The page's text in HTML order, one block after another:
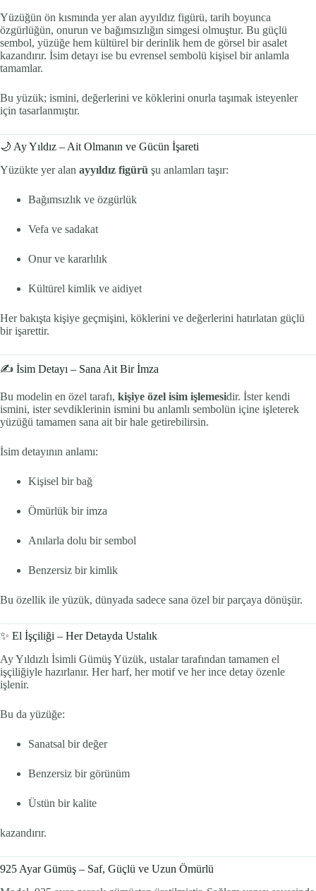
Yüzüğün ön kısmında yer alan ayyıldız figürü, tarih boyunca
özgürlüğün, onurun ve bağımsızlığın simgesi olmuştur. Bu güçlü
sembol, yüzüğe hem kültürel bir derinlik hem de görsel bir asalet
kazandırır. İsim detayı ise bu evrensel sembolü kişisel bir anlamla
tamamlar.
Bu yüzük; ismini, değerlerini ve köklerini onurla taşımak isteyenler
için tasarlanmıştır.
🌙 Ay Yıldız – Ait Olmanın ve Gücün İşareti
Yüzükte yer alan ayyıldız figürü şu anlamları taşır:
Bağımsızlık ve özgürlük
Vefa ve sadakat
Onur ve kararlılık
Kültürel kimlik ve aidiyet
Her bakışta kişiye geçmişini, köklerini ve değerlerini hatırlatan güçlü
bir işarettir.
✍️ İsim Detayı – Sana Ait Bir İmza
Bu modelin en özel tarafı, kişiye özel isim işlemesidir. İster kendi
ismini, ister sevdiklerinin ismini bu anlamlı sembolün içine işleterek
yüzüğü tamamen sana ait bir hale getirebilirsin.
İsim detayının anlamı:
Kişisel bir bağ
Ömürlük bir imza
Anılarla dolu bir sembol
Benzersiz bir kimlik
Bu özellik ile yüzük, dünyada sadece sana özel bir parçaya dönüşür.
✨ El İşçiliği – Her Detayda Ustalık
Ay Yıldızlı İsimli Gümüş Yüzük, ustalar tarafından tamamen el
işçiliğiyle hazırlanır. Her harf, her motif ve her ince detay özenle
işlenir.
Bu da yüzüğe:
Sanatsal bir değer
Benzersiz bir görünüm
Üstün bir kalite
kazandırır.
925 Ayar Gümüş – Saf, Güçlü ve Uzun Ömürlü